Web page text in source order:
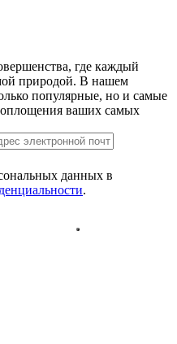
где каждый
природой. В нашем
популярные, но и самые
ваших самых
данных в
.